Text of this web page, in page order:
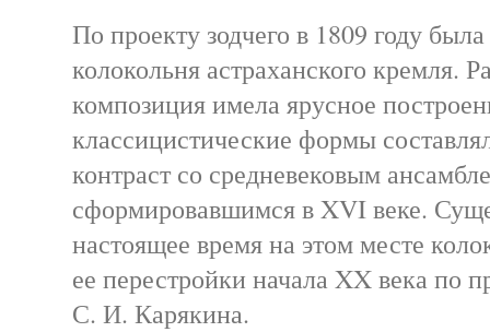
По проекту зодчего в 1809 году
колокольня астраханского кремля.
композиция имела ярусное
классицистические формы
контраст со средневековым
сформировавшимся в XVI веке.
настоящее время на этом месте
ее перестройки начала XX века по
С. И. Карякина.